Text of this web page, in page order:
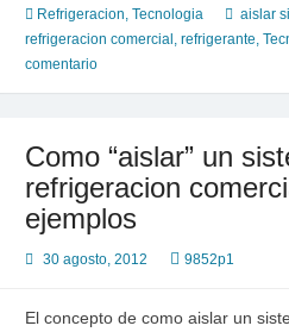
en
refrigeracion
comercial,
es
Refrigeracion, Tecnologia aislar
refrigeracion comercial , refrigerante,
comentario
Como “aislar” un
refrigeracion
ejemplos
30 agosto, 2012 9852p1
El concepto de como aislar un